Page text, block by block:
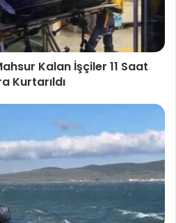
Kalan İşçiler 11 Saat
Kurtarıldı